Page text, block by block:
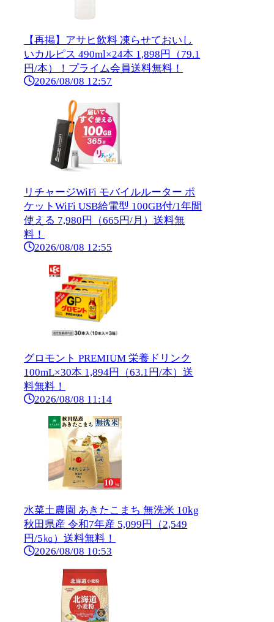
【再掲】アサヒ飲料 凍らせておいし
いカルピス 490ml×24本 1,898円（79.1
円/本）！プライム会員送料無料！
2026/08/08 12:57
リチャージWiFi モバイルルーター ポ
ケットWiFi USB給電型 100GB付/1年間
使える 7,980円（665円/月）送料無
料！
2026/08/08 12:55
グロモント PREMIUM 栄養ドリンク
100mL×30本 1,894円（63.1円/本）送
料無料！
2026/08/08 11:14
水菜土農園 あきたこまち 無洗米 10kg
秋田県産 令和7年産 5,099円（2,549
円/5㎏）送料無料！
2026/08/08 10:53